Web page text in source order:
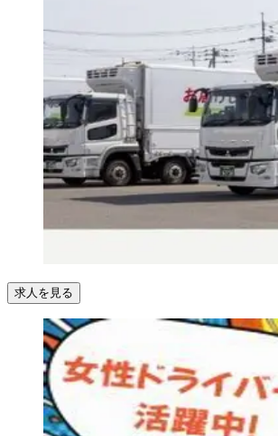
求人を見る